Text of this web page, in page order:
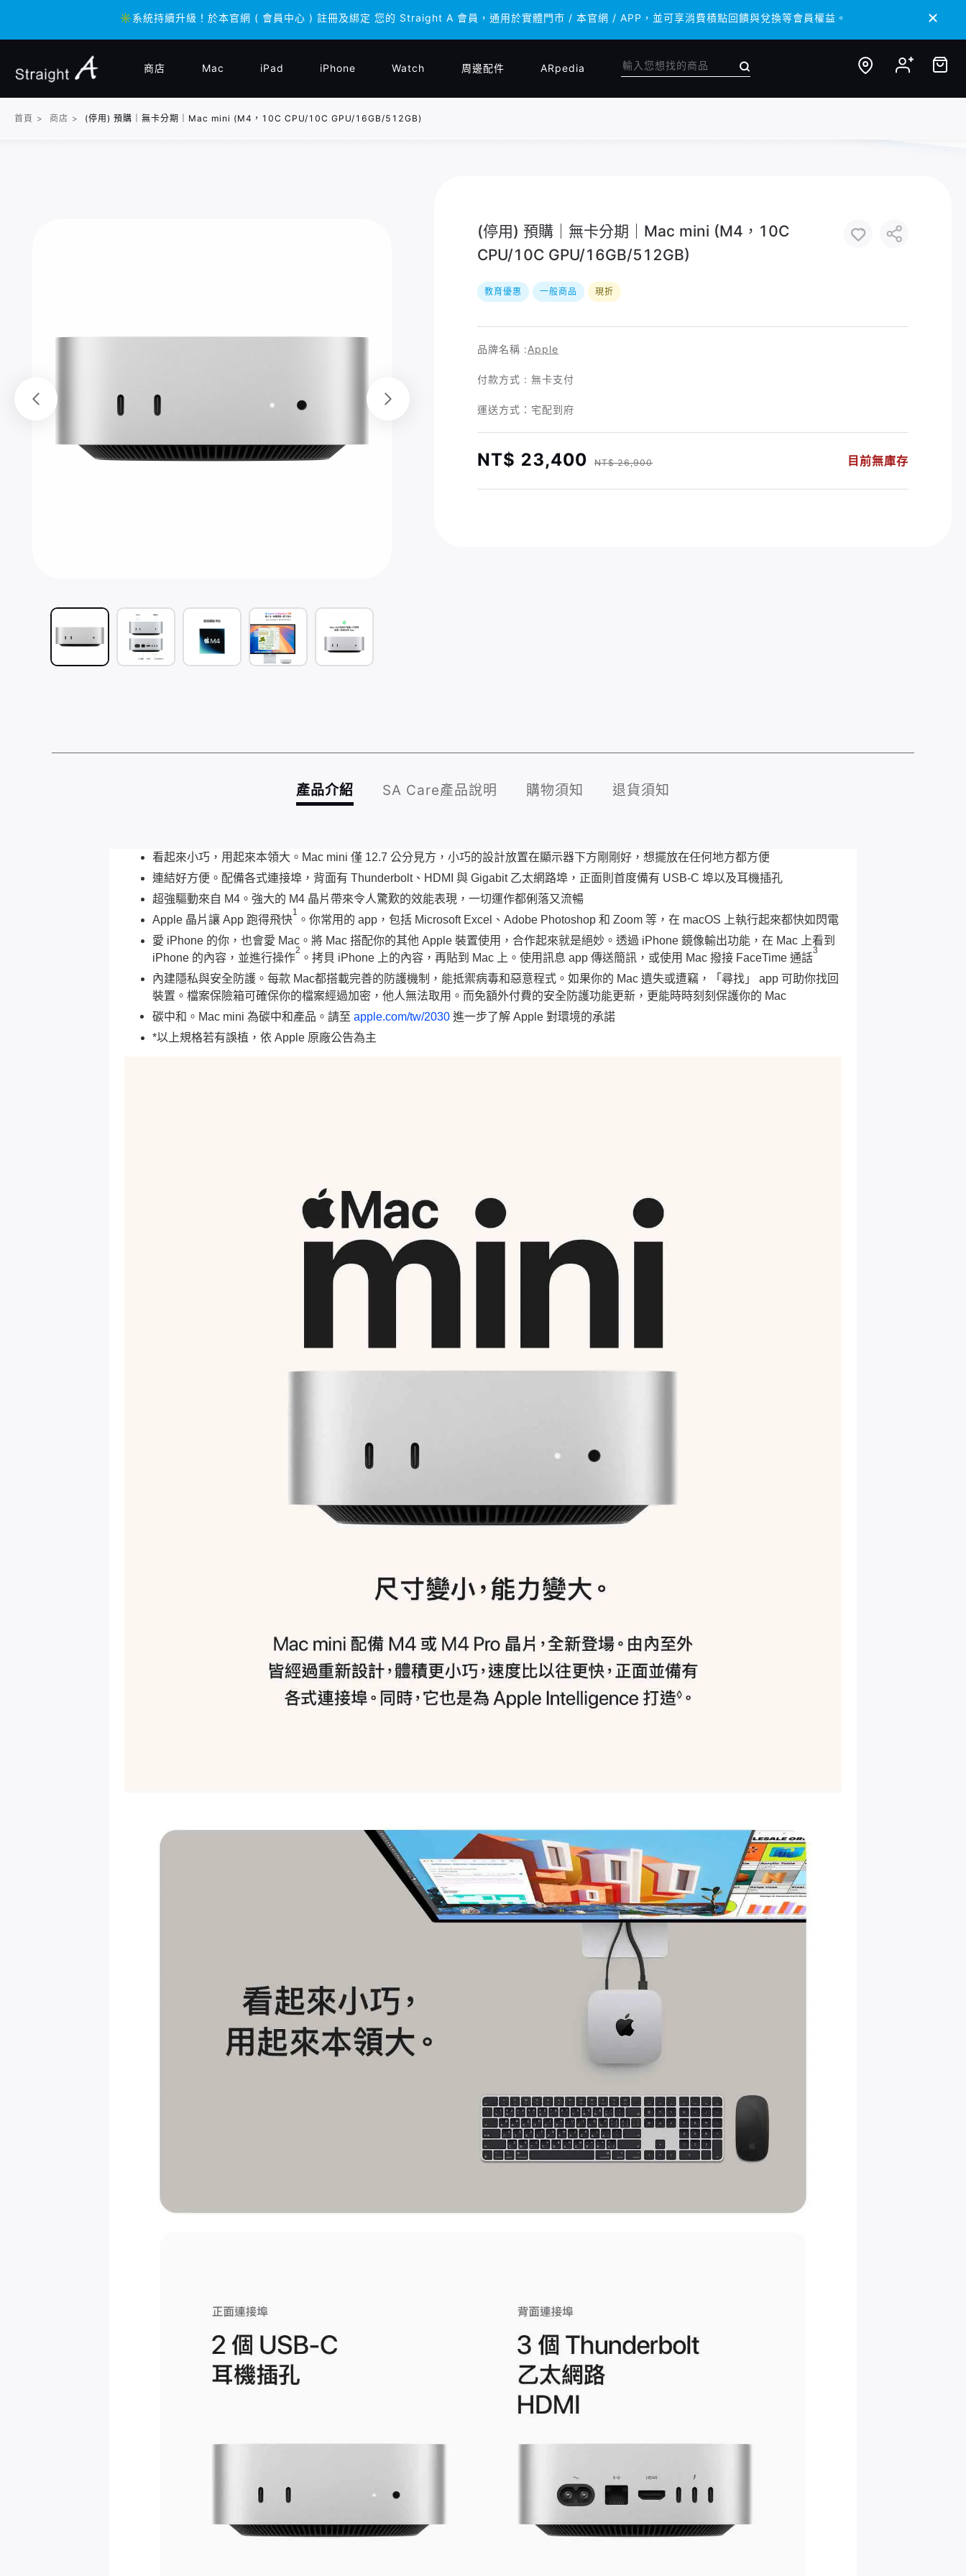
✳️系統持續升級！於本官網 ( 會員中心 ) 註冊及綁定 您的 Straight A 會員，通用於實體門市 / 本官網 / APP，並可享消費積點回饋與兌換等會員權益。
✳️系統持續升級！於本官網 ( 會員中心 ) 註冊及綁定 您的 Straight A 會員，通用於實體門市 / 本官網 / APP，並可享消費積點回饋與兌換等會員權益。
商店 Mac iPad iPhone Watch 周邊配件 ARpedia
首頁 > 商店 > (停用) 預購｜無卡分期｜Mac mini (M4，10C CPU/10C GPU/16GB/512GB)
(停用) 預購｜無卡分期｜Mac mini (M4，10C
CPU/10C GPU/16GB/512GB)
教育優惠 一般商品 現折
品牌名稱 :Apple
付款方式 : 無卡支付
運送方式：宅配到府
NT$ 23,400 NT$ 26,900 目前無庫存
產品介紹 SA Care產品說明 購物須知 退貨須知
看起來小巧，用起來本領大。Mac mini 僅 12.7 公分見方，小巧的設計放置在顯示器下方剛剛好，想擺放在任何地方都方便
連結好方便。配備各式連接埠，背面有 Thunderbolt、HDMI 與 Gigabit 乙太網路埠，正面則首度備有 USB-C 埠以及耳機插孔
超強驅動來自 M4。強大的 M4 晶片帶來令人驚歎的效能表現，一切運作都俐落又流暢
Apple 晶片讓 App 跑得飛快
1
。你常用的 app，包括 Microsoft Excel、Adobe Photoshop 和 Zoom 等，在 macOS 上執行起來都快如閃電
愛 iPhone 的你，也會愛 Mac。將 Mac 搭配你的其他 Apple 裝置使用，合作起來就是絕妙。透過 iPhone 鏡像輸出功能，在 Mac 上看到
iPhone 的內容，並進行操作
2
。拷貝 iPhone 上的內容，再貼到 Mac 上。使用訊息 app 傳送簡訊，或使用 Mac 撥接 FaceTime 通話
3
內建隱私與安全防護。每款 Mac都搭載完善的防護機制，能抵禦病毒和惡意程式。如果你的 Mac 遺失或遭竊，「尋找」 app 可助你找回
裝置。檔案保險箱可確保你的檔案經過加密，他人無法取用。而免額外付費的安全防護功能更新，更能時時刻刻保護你的 Mac
碳中和。Mac mini 為碳中和產品。請至 apple.com/tw/2030 進一步了解 Apple 對環境的承諾
*以上規格若有誤植，依 Apple 原廠公告為主